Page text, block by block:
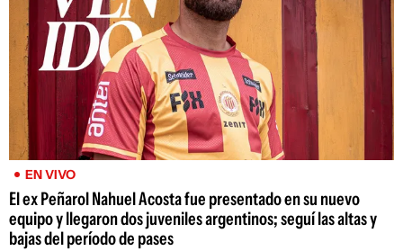
EN VIVO
El ex Peñarol Nahuel Acosta fue presentado en su nuevo
equipo y llegaron dos juveniles argentinos; seguí las altas y
bajas del período de pases